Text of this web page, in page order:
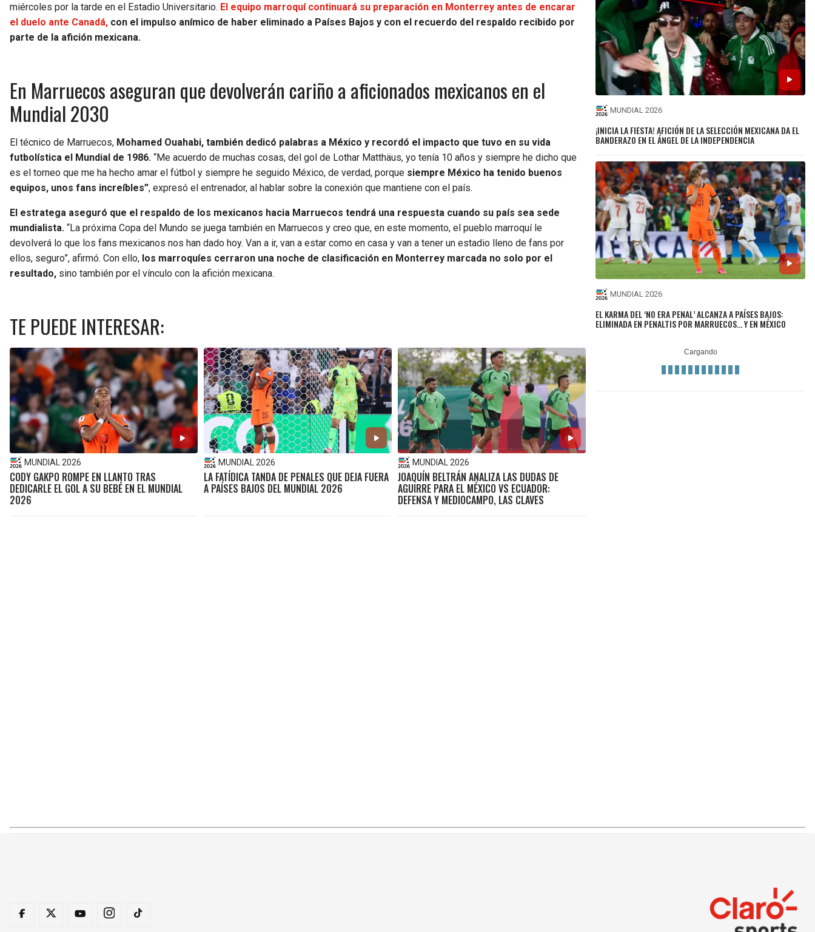
miércoles por la tarde en el Estadio Universitario. El equipo marroquí continuará su preparación en Monterrey antes de encarar
el duelo ante Canadá, con el impulso anímico de haber eliminado a Países Bajos y con el recuerdo del respaldo recibido por
parte de la afición mexicana.
En Marruecos aseguran que devolverán cariño a aficionados mexicanos en el
Mundial 2030
El técnico de Marruecos, Mohamed Ouahabi, también dedicó palabras a México y recordó el impacto que tuvo en su vida
futbolística el Mundial de 1986. “Me acuerdo de muchas cosas, del gol de Lothar Matthäus, yo tenía 10 años y siempre he dicho que
es el torneo que me ha hecho amar el fútbol y siempre he seguido México, de verdad, porque siempre México ha tenido buenos
equipos, unos fans increíbles”, expresó el entrenador, al hablar sobre la conexión que mantiene con el país.
El estratega aseguró que el respaldo de los mexicanos hacia Marruecos tendrá una respuesta cuando su país sea sede
mundialista. “La próxima Copa del Mundo se juega también en Marruecos y creo que, en este momento, el pueblo marroquí le
devolverá lo que los fans mexicanos nos han dado hoy. Van a ir, van a estar como en casa y van a tener un estadio lleno de fans por
ellos, seguro”, afirmó. Con ello, los marroquíes cerraron una noche de clasificación en Monterrey marcada no solo por el
resultado, sino también por el vínculo con la afición mexicana.
TE PUEDE INTERESAR:
MUNDIAL 2026
CODY GAKPO ROMPE EN LLANTO TRAS
DEDICARLE EL GOL A SU BEBÉ EN EL MUNDIAL
2026
MUNDIAL 2026
LA FATÍDICA TANDA DE PENALES QUE DEJA FUERA
A PAÍSES BAJOS DEL MUNDIAL 2026
MUNDIAL 2026
JOAQUÍN BELTRÁN ANALIZA LAS DUDAS DE
AGUIRRE PARA EL MÉXICO VS ECUADOR:
DEFENSA Y MEDIOCAMPO, LAS CLAVES
MUNDIAL 2026
¡INICIA LA FIESTA! AFICIÓN DE LA SELECCIÓN MEXICANA DA EL
BANDERAZO EN EL ÁNGEL DE LA INDEPENDENCIA
MUNDIAL 2026
EL KARMA DEL ‘NO ERA PENAL’ ALCANZA A PAÍSES BAJOS:
ELIMINADA EN PENALTIS POR MARRUECOS... Y EN MÉXICO